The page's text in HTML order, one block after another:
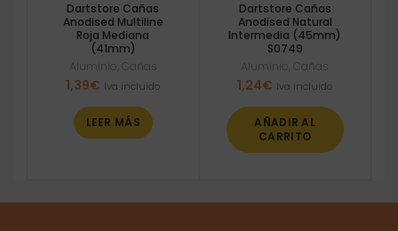
Dartstore Cañas
Anodised Multiline
Roja Mediana
(41mm)
Aluminio Cañas
1,39€ Iva incluido
LEER MÁS
Dartstore Cañas
Anodised Natural
Intermedia (45mm)
S0749
Aluminio ,Cañas
1,24€ Iva incluido
AÑADIR AL
CARRITO